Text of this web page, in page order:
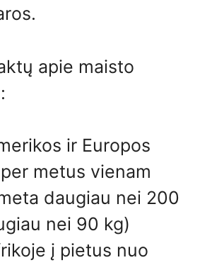
apie maisto
ir Europos
metus vienam
daugiau nei 200
nei 90 kg)
į pietus nuo